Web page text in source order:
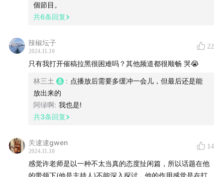
林垚
20:42 周轶君
林垚
许子东
36:47 许子东
周轶君
個節目。
共6条回复
辣椒坛子
2024.11.10
22
只有我打开催稿拉黑很困难吗？其他频道都很顺畅 哭😭
林三土 : 点播放后需要多缓冲一会儿，但最后还是能
放出来的
阿绿啊: 我也是!
共3条回复
关逮逮gwen
2024.11.10
14
感觉许老师是以一种不太当真的态度扯闲篇，所以话题在他
的带领下(他是主持人)不能深入探讨，他的作用感觉是在打